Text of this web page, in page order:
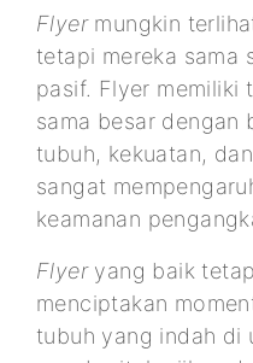
Flyer mungkin
tetapi mereka sama
pasif. Flyer memiliki
sama besar dengan
tubuh, kekuatan,
sangat
keamanan
Flyer yang baik
menciptakan
tubuh yang indah di